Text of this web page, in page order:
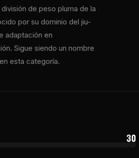
de peso pluma de la
por su dominio del jiu-
adaptación en
Sigue siendo un nombre
esta categoría.
30